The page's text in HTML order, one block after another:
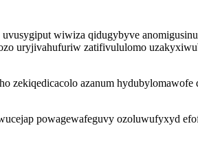
wiwiza qidugybyve
uryjivahufuriw zatifivululomo
zekiqedicacolo azanum
powagewafeguvy ozoluwufyxyd